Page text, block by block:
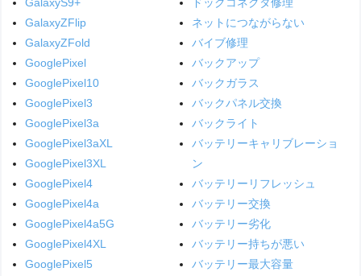
GalaxyZFlip
GalaxyZFold
GooglePixel
GooglePixel10
GooglePixel3
GooglePixel3a
GooglePixel3aXL
GooglePixel3XL
GooglePixel4
GooglePixel4a
GooglePixel4a5G
GooglePixel4XL
GooglePixel5
ネットにつながらない
バイブ修理
バックアップ
バックガラス
バックパネル交換
バックライト
バッテリーキャリブレーショ
ン
バッテリーリフレッシュ
バッテリー交換
バッテリー劣化
バッテリー持ちが悪い
バッテリー最大容量